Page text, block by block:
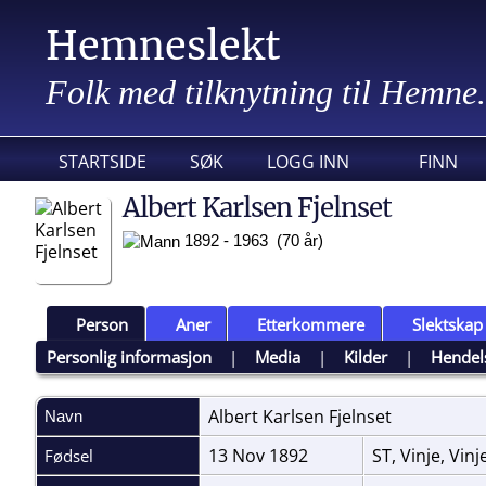
Hemneslekt
Folk med tilknytning til Hemne.
STARTSIDE SØK LOGG INN FINN
Albert Karlsen Fjelnset
1892 - 1963 (70 år)
Person Aner Etterkommere
Slektskap
Personlig informasjon | Media | Kilder|
Navn Albert Karlsen Fjelnset
Fødsel 13 Nov 1892 ST, Vinje,